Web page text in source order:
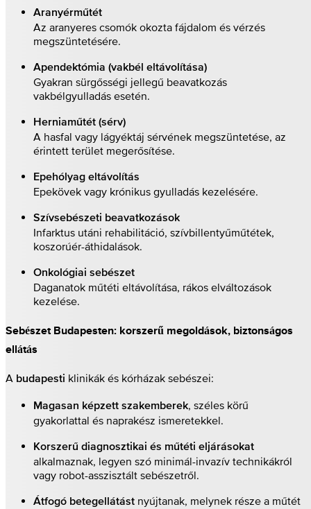
Aranyérműtét
Az aranyeres csomók okozta fájdalom és vérzés
megszüntetésére.
Apendektómia (vakbél eltávolítása)
Gyakran sürgősségi jellegű beavatkozás
vakbélgyulladás esetén.
Herniaműtét (sérv)
A hasfal vagy lágyéktáj sérvének megszüntetése, az
érintett terület megerősítése.
Epehólyag eltávolítás
Epekövek vagy krónikus gyulladás kezelésére.
Szívsebészeti beavatkozások
Infarktus utáni rehabilitáció, szívbillentyűműtétek,
koszorúér-áthidalások.
Onkológiai sebészet
Daganatok műtéti eltávolítása, rákos elváltozások
kezelése.
Sebészet Budapesten: korszerű megoldások, biztonságos
ellátás
A budapesti klinikák és kórházak sebészei:
Magasan képzett szakemberek, széles körű
gyakorlattal és naprakész ismeretekkel.
Korszerű diagnosztikai és műtéti eljárásokat
alkalmaznak, legyen szó minimál-invazív technikákról
vagy robot-asszisztált sebészetről.
Átfogó betegellátást nyújtanak, melynek része a műtét